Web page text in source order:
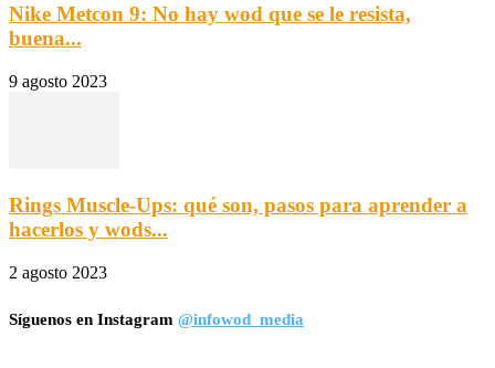
Nike Metcon 9: No hay wod que se le resista,
buena...
9 agosto 2023
Rings Muscle-Ups: qué son, pasos para aprender a
hacerlos y wods...
2 agosto 2023
Síguenos en Instagram @infowod_media